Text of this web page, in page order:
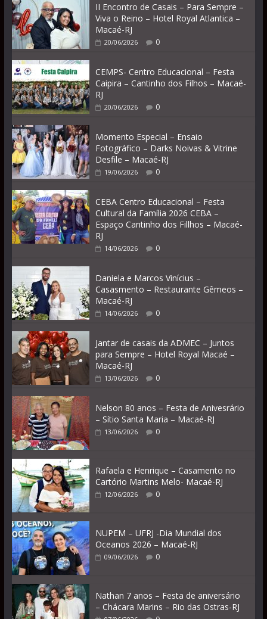
II Encontro de Casais – Para Sempre –
Viva o Reino – Hotel Royal Atlantica –
Macaé-RJ
20/06/2026 0
CEMPS- Centro Educacional – Festa
Caipira – Cantinho dos Filhos – Macaé-
RJ
20/06/2026 0
Momento Especial – Ensaio
Fotográfico – Darks Noivas & Vitrine
Desfile – Macaé-RJ
19/06/2026 0
CEBA Centro Educacional – Festa
Cultural da Família 2026 CEBA –
Espaço Cantinho dos Fillhos – Macaé-
RJ
14/06/2026 0
Daniela e Marcos Vinícius –
Casasmento – Restaurante Gêmeos –
Macaé-RJ
14/06/2026 0
Jantar de casais da ADMEC – Juntos
para Sempre – Hotel Royal Macaé –
Macaé-RJ
13/06/2026 0
Nelson 80 anos – Festa de Anivesrário
– Sítio Santa Maria – Macaé-RJ
13/06/2026 0
Rafaela e Henrique – Casamento no
Cartório Martins Melo- Macaé-RJ
12/06/2026 0
NUPEM – UFRJ -Dia Mundial dos
Oceanos 2026 – Macaé-RJ
09/06/2026 0
Nathan 7 anos – Festa de aniversário
– Chácara Marins – Rio das Ostras-RJ